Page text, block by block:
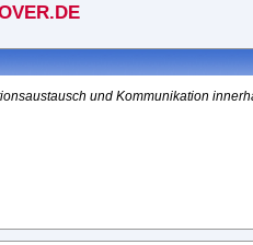
und Kommunikation